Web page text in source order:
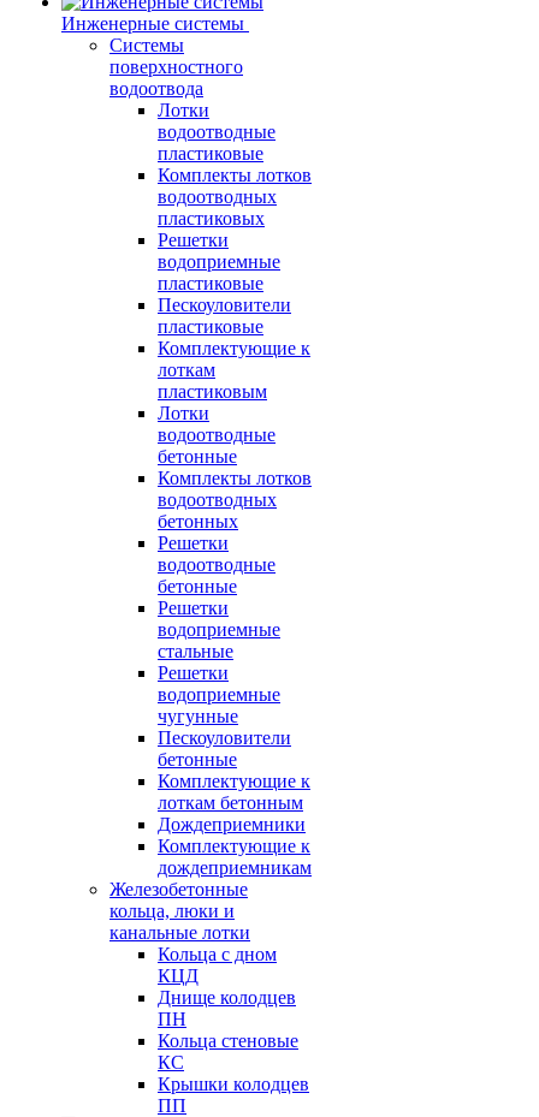
Инженерные системы
Системы
поверхностного
водоотвода
Лотки
водоотводные
пластиковые
Комплекты лотков
водоотводных
пластиковых
Решетки
водоприемные
пластиковые
Пескоуловители
пластиковые
Комплектующие к
лоткам
пластиковым
Лотки
водоотводные
бетонные
Комплекты лотков
водоотводных
бетонных
Решетки
водоотводные
бетонные
Решетки
водоприемные
стальные
Решетки
водоприемные
чугунные
Пескоуловители
бетонные
Комплектующие к
лоткам бетонным
Дождеприемники
Комплектующие к
дождеприемникам
Железобетонные
кольца, люки и
канальные лотки
Кольца с дном
КЦД
Днище колодцев
ПН
Кольца стеновые
КС
Крышки колодцев
ПП